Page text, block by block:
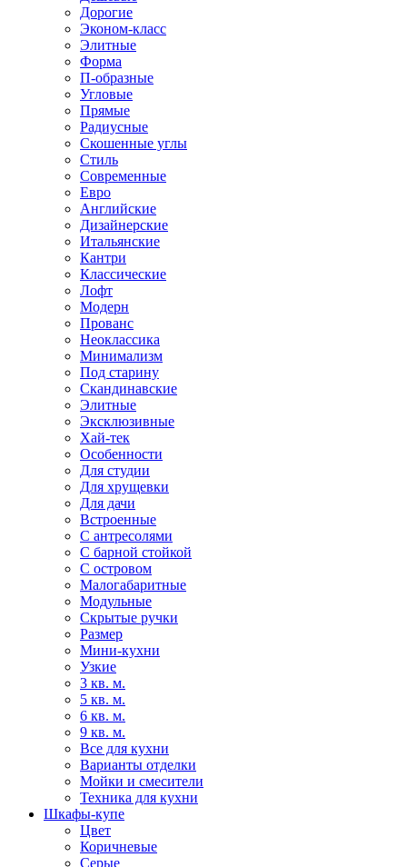
Дорогие
Эконом-класс
Элитные
Форма
П-образные
Угловые
Прямые
Радиусные
Скошенные углы
Стиль
Современные
Евро
Английские
Дизайнерские
Итальянские
Кантри
Классические
Лофт
Модерн
Прованс
Неоклассика
Минимализм
Под старину
Скандинавские
Элитные
Эксклюзивные
Хай-тек
Особенности
Для студии
Для хрущевки
Для дачи
Встроенные
С антресолями
С барной стойкой
С островом
Малогабаритные
Модульные
Скрытые ручки
Размер
Мини-кухни
Узкие
3 кв. м.
5 кв. м.
6 кв. м.
9 кв. м.
Все для кухни
Варианты отделки
Мойки и смесители
Техника для кухни
Шкафы-купе
Цвет
Коричневые
Серые